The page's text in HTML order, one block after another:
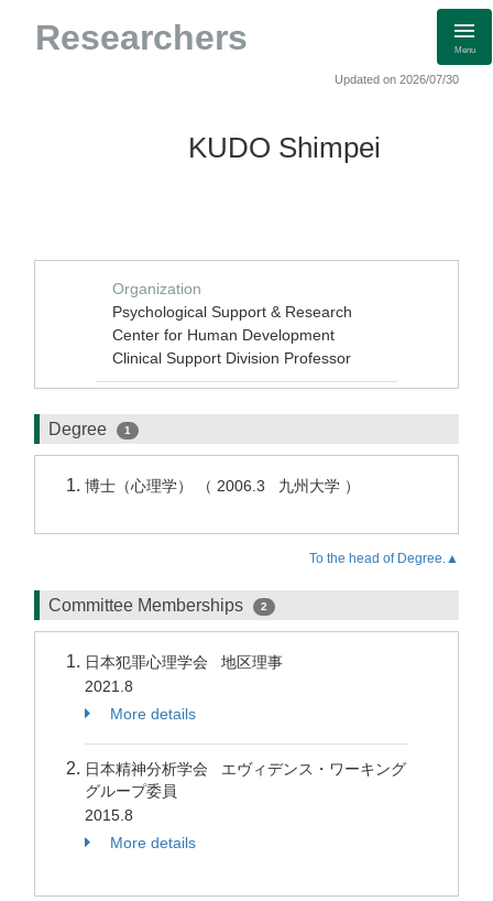
Researchers Menu
Updated on 2026/07/30
KUDO Shimpei
Organization
Psychological Support & Research
Center for Human Development
Clinical Support Division Professor
Degree 1
博士（心理学） （ 2006.3 九州大学 ）
To the head of Degree.▲
Committee Memberships 2
日本犯罪心理学会 地区理事
2021.8
More details
日本精神分析学会 エヴィデンス・ワーキング
グループ委員
2015.8
More details